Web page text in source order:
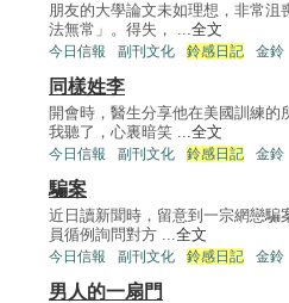
朋友的大學論文未如理想，非常
法無常」。得失， ...全文
今日信報 副刊文化 鈴感日記 金鈴
同樣姓李
開會時，醫生分享他在美國訓練的
我聽了，心裏暗笑 ...全文
今日信報 副刊文化 鈴感日記 金鈴
騙案
近日讀新聞時，留意到一宗網戀騙
員循例詢問對方 ...全文
今日信報 副刊文化 鈴感日記 金鈴
男人的一扇門